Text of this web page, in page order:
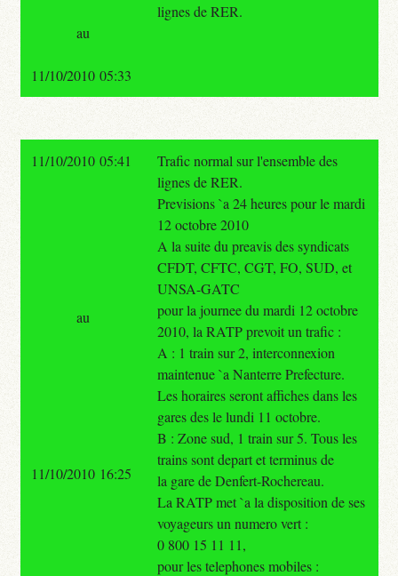
lignes de RER.
au
11/10/2010 05:33
11/10/2010 05:41
Trafic normal sur l'ensemble des
lignes de RER.
Previsions `a 24 heures pour le mardi
12 octobre 2010
A la suite du preavis des syndicats
CFDT, CFTC, CGT, FO, SUD, et
UNSA-GATC
pour la journee du mardi 12 octobre
2010, la RATP prevoit un trafic :
A : 1 train sur 2, interconnexion
maintenue `a Nanterre Prefecture.
Les horaires seront affiches dans les
gares des le lundi 11 octobre.
B : Zone sud, 1 train sur 5. Tous les
trains sont depart et terminus de
la gare de Denfert-Rochereau.
La RATP met `a la disposition de ses
voyageurs un numero vert :
0 800 15 11 11,
pour les telephones mobiles :
au
11/10/2010 16:25